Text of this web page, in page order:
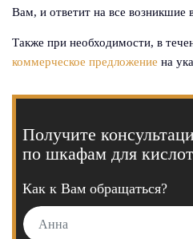
Вам, и ответит на все возникшие
Также при необходимости, в
коммерческое предложение на
Получите
по шкафам для
Как к Вам обращаться?